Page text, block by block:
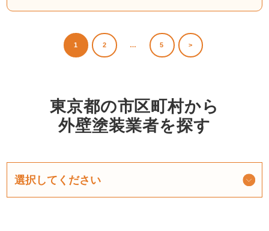
1 2 … 5 >
東京都の市区町村から
外壁塗装業者を探す